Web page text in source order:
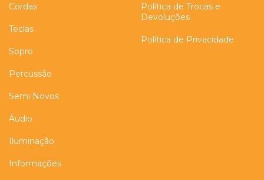
Cordas
Teclas
Sopro
Percussão
Semi Novos
Áudio
Iluminação
Informações
Política de Trocas e
Devoluções
Política de Privacidade